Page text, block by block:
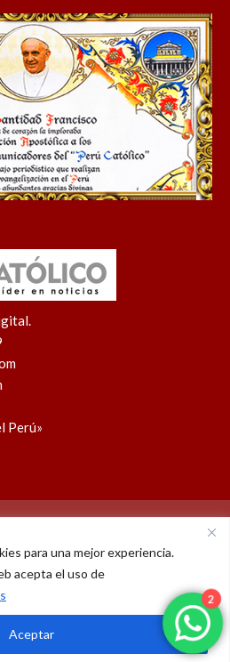
para una mejor experiencia.
acepta el uso de
Aceptar
Perú»
YoutubeInstagram
X
2026 – Perú Católico | 14 años
el Perú
2